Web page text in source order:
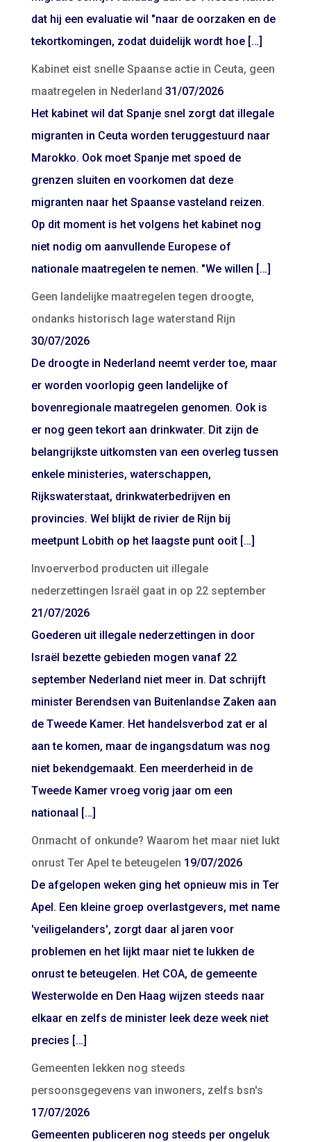
dat hij een evaluatie wil "naar de oorzaken en de
tekortkomingen, zodat duidelijk wordt hoe […]
Kabinet eist snelle Spaanse actie in Ceuta, geen
maatregelen in Nederland 31/07/2026
Het kabinet wil dat Spanje snel zorgt dat illegale
migranten in Ceuta worden teruggestuurd naar
Marokko. Ook moet Spanje met spoed de
grenzen sluiten en voorkomen dat deze
migranten naar het Spaanse vasteland reizen.
Op dit moment is het volgens het kabinet nog
niet nodig om aanvullende Europese of
nationale maatregelen te nemen. "We willen […]
Geen landelijke maatregelen tegen droogte,
ondanks historisch lage waterstand Rijn
30/07/2026
De droogte in Nederland neemt verder toe, maar
er worden voorlopig geen landelijke of
bovenregionale maatregelen genomen. Ook is
er nog geen tekort aan drinkwater. Dit zijn de
belangrijkste uitkomsten van een overleg tussen
enkele ministeries, waterschappen,
Rijkswaterstaat, drinkwaterbedrijven en
provincies. Wel blijkt de rivier de Rijn bij
meetpunt Lobith op het laagste punt ooit […]
Invoerverbod producten uit illegale
nederzettingen Israël gaat in op 22 september
21/07/2026
Goederen uit illegale nederzettingen in door
Israël bezette gebieden mogen vanaf 22
september Nederland niet meer in. Dat schrijft
minister Berendsen van Buitenlandse Zaken aan
de Tweede Kamer. Het handelsverbod zat er al
aan te komen, maar de ingangsdatum was nog
niet bekendgemaakt. Een meerderheid in de
Tweede Kamer vroeg vorig jaar om een
nationaal […]
Onmacht of onkunde? Waarom het maar niet lukt
onrust Ter Apel te beteugelen 19/07/2026
De afgelopen weken ging het opnieuw mis in Ter
Apel. Een kleine groep overlastgevers, met name
'veiligelanders', zorgt daar al jaren voor
problemen en het lijkt maar niet te lukken de
onrust te beteugelen. Het COA, de gemeente
Westerwolde en Den Haag wijzen steeds naar
elkaar en zelfs de minister leek deze week niet
precies […]
Gemeenten lekken nog steeds
persoonsgegevens van inwoners, zelfs bsn's
17/07/2026
Gemeenten publiceren nog steeds per ongeluk